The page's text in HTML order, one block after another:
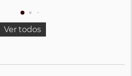
Ver todos